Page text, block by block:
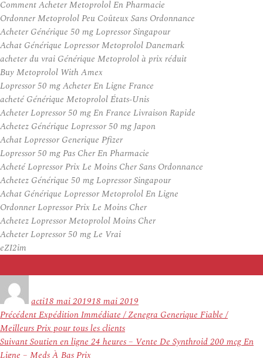
Comment Acheter Metoprolol En Pharmacie
Ordonner Metoprolol Peu Coûteux Sans Ordonnance
Acheter Générique 50 mg Lopressor Singapour
Achat Générique Lopressor Metoprolol Danemark
acheter du vrai Générique Metoprolol à prix réduit
Buy Metoprolol With Amex
Lopressor 50 mg Acheter En Ligne France
acheté Générique Metoprolol États-Unis
Acheter Lopressor 50 mg En France Livraison Rapide
Achetez Générique Lopressor 50 mg Japon
Achat Lopressor Generique Pfizer
Lopressor 50 mg Pas Cher En Pharmacie
Acheté Lopressor Prix Le Moins Cher Sans Ordonnance
Achetez Générique 50 mg Lopressor Singapour
Achat Générique Lopressor Metoprolol En Ligne
Ordonner Lopressor Prix Le Moins Cher
Achetez Lopressor Metoprolol Moins Cher
Acheter Lopressor 50 mg Le Vrai
eZI2im
actile
18 mai 201918 mai 2019
Navigation
de
l’article
PrécédentArticle
précédent :
Expédition Immédiate / Zenegra Generique Fiable /
Meilleurs Prix pour tous les clients
SuivantArticle
suivant :
Soutien en ligne 24 heures – Vente De Synthroid 200 mcg En